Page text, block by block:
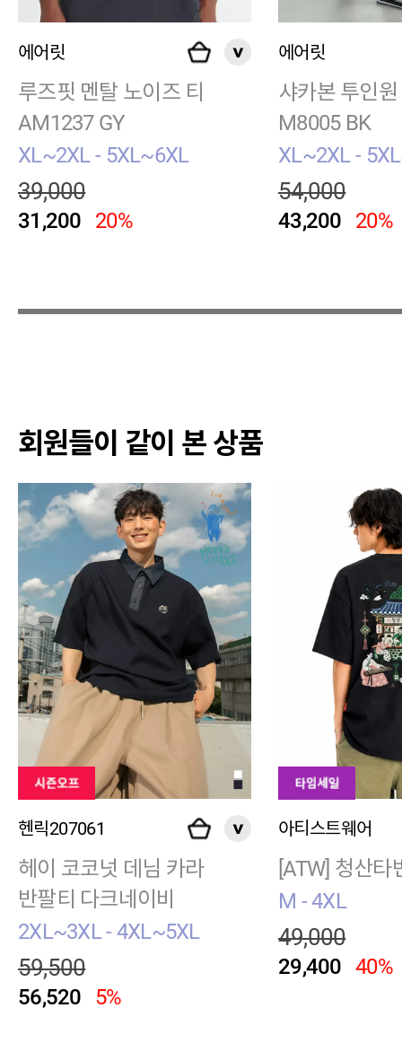
에어릿
루즈핏 멘탈 노이즈 티
AM1237 GY
XL~2XL - 5XL~6XL
39,000
31,200 20%
에어릿
샤카본 투인
M8005 BK
XL~2XL -
54,000
43,200 20%
회원들이 같이 본 상품
헨릭207061
헤이 코코넛 데님 카라
반팔티 다크네이비
2XL~3XL - 4XL~5XL
59,500
56,520 5%
아티스트웨어
[ATW] 청산타
M - 4XL
49,000
29,400 40%